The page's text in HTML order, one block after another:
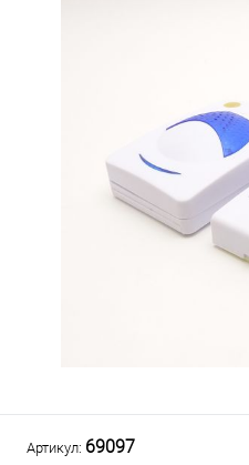
Артикул: 69097